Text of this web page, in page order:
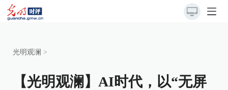
光明观澜 >
【光明观澜】AI时代，以“无屏